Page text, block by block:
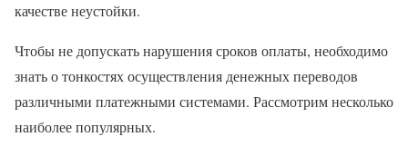
качестве неустойки.
Чтобы не допускать нарушения сроков оплаты, необходимо
знать о тонкостях осуществления денежных переводов
различными платежными системами. Рассмотрим несколько
наиболее популярных.